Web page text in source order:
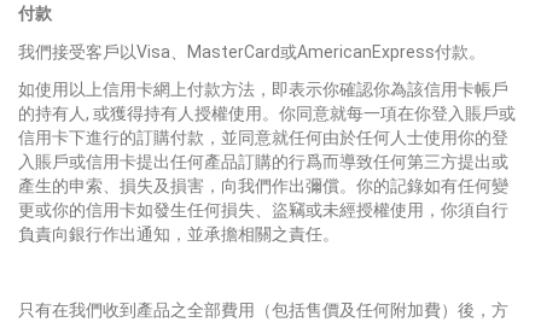
付款
我們接受客戶以Visa、MasterCard或AmericanExpress付款。
如使用以上信用卡網上付款方法，即表示你確認你為該信用卡帳戶
的持有人, 或獲得持有人授權使用。你同意就每一項在你登入賬戶或
信用卡下進行的訂購付款，並同意就任何由於任何人士使用你的登
入賬戶或信用卡提出任何產品訂購的行爲而導致任何第三方提出或
產生的申索、損失及損害，向我們作出彌償。你的記錄如有任何變
更或你的信用卡如發生任何損失、盜竊或未經授權使用，你須自行
負責向銀行作出通知，並承擔相關之責任。
只有在我們收到產品之全部費用（包括售價及任何附加費）後，方